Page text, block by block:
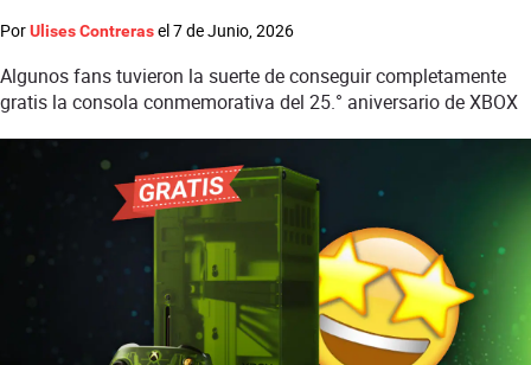
PorUlises Contrerasel7 de Junio, 2026
Algunos fans tuvieron la suerte de conseguir completamente
gratis la consola conmemorativa del 25.° aniversario de XBOX